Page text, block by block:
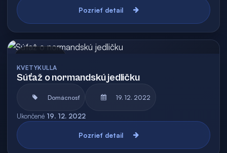
Pozrieť detail
KVETYKULLA
Súťaž o normandskú jedličku
Domácnosť 19. 12. 2022
Ukončené 19. 12. 2022
Pozrieť detail